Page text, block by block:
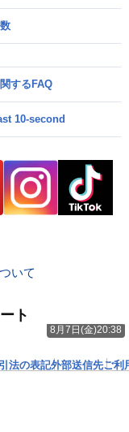
するFAQ
10-second
いて
ト
8月7日(金)20:38
法の表記外部送信先ご利